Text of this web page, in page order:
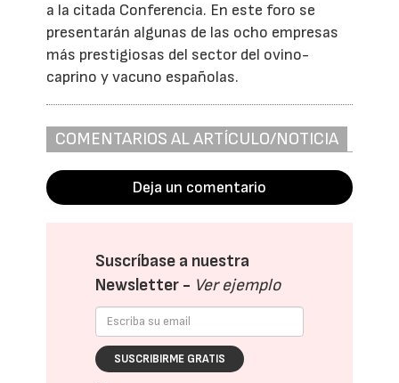
a la citada Conferencia. En este foro se
presentarán algunas de las ocho empresas
más prestigiosas del sector del ovino-
caprino y vacuno españolas.
COMENTARIOS AL ARTÍCULO/NOTICIA
Deja un comentario
Suscríbase a nuestra
Newsletter - Ver ejemplo
SUSCRIBIRME GRATIS